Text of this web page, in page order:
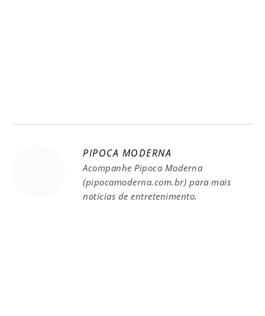
PIPOCA MODERNA
Acompanhe Pipoca Moderna
(pipocamoderna.com.br) para mais
notícias de entretenimento.